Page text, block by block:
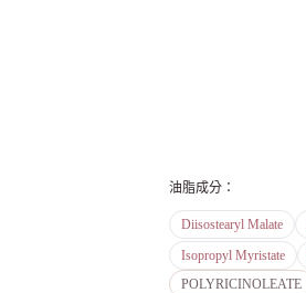
油脂成分 ：
Diisostearyl Malate
Isopropyl Myristate
POLYRICINOLEATE